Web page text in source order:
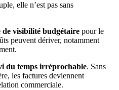
elle n’est pas sans
de visibilité budgétaire pour le
peuvent dériver, notamment
du temps irréprochable. Sans
les factures deviennent
commerciale.